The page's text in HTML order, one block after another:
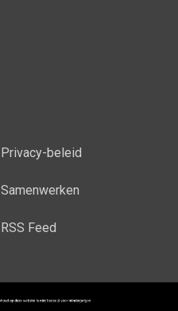
Privacy-beleid
Samenwerken
RSS Feed